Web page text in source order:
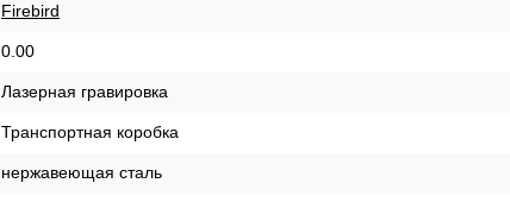
Firebird
0.00
Лазерная гравировка
Транспортная коробка
нержавеющая сталь